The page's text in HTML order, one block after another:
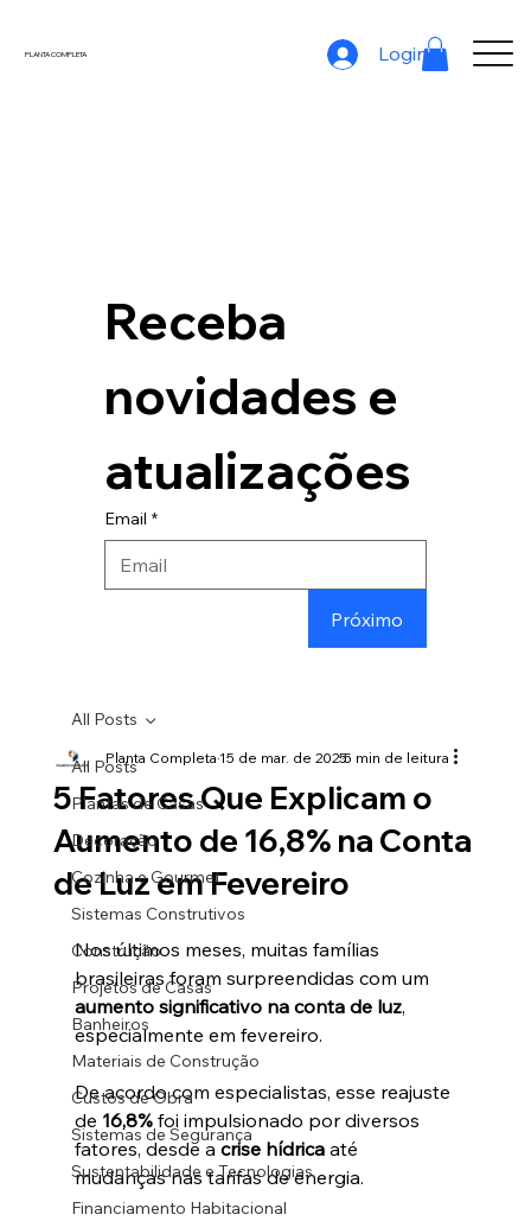
PLANTA COMPLETA Login
Receba
novidades e
atualizações
Email *
Próximo
All Posts
Plantas de Casas
Decoração
Cozinha e Gourmet
Sistemas Construtivos
Construção
Projetos de Casas
Banheiros
Materiais de Construção
Custos de Obra
Sistemas de Segurança
Sustentabilidade e Tecnologias
Financiamento Habitacional
All Posts
5 Fatores Que Explicam o
Aumento de 16,8% na Conta
de Luz em Fevereiro
Planta Completa15 de mar. de 20255 min de leitura
Nos últimos meses, muitas famílias
brasileiras foram surpreendidas com um
aumento significativo na conta de luz,
especialmente em fevereiro.
De acordo com especialistas, esse reajuste
de 16,8% foi impulsionado por diversos
fatores, desde a crise hídrica até
mudanças nas tarifas de energia.